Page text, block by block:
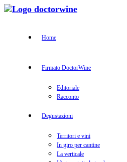
Home
Firmato DoctorWine
Editoriale
Racconto
Degustazioni
Territori e vini
In giro per cantine
La verticale